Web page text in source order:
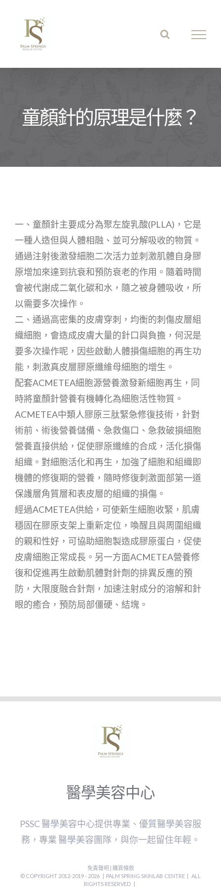
content
童顏針的原理是什麼？
一、童顏針主要成分為聚左旋乳酸(PLLA)，它是
一種人造但與人體相融、並可分解吸收的物質。
通過注射後激發細胞二次活力並刺激肌體自身膠
原增加來達到抗衰和預防衰老的作用。隨着時間
會被代謝成二氧化碳和水，隨之被身體吸收，所
以需要多次操作。
二、通過高密集的皮膚穿刺，均衡的刺傷皮層組
織細胞，會造成皮膚大量的針口與負擔，何況是
要多次操作呢，因些啟動人體損傷細胞的再生功
能，刺激真皮層膠原纖維母細胞的增生。
配套ACMETEA細胞源營養激發新細胞再生，同
時將童顏針營養有機轉化為細胞活性物質。
ACMETEA中類人膠原三肽緊急修復技術，針對
術前、術後營養儲備、急救傷口、急救破損細胞
營養直接供給，促使膠原纖維的合成，活化損傷
組織。對細胞活化和再生，加強了細胞和組織即
機體的修復期的營養，隨時修復刺激面部第一道
保護層角質層和表皮層的組織的損傷。
經過ACMETEA供給，可使新生細胞收緊，肌膚
穩固在膠原支架上重新定位，喚醒且與周圍組織
的親和性好，可協助細胞製造成膠原蛋白，促使
皮膚細胞正常成長。另一方面ACMETEA營養修
復和促進再生啟動肌體對針劑的排異反應的預
防，大限度融合針劑，加速注射成分的溶解和針
眼的癒合，預防局部僵硬、結塊。
醫學美容中心
PSSC 醫學美容中心提供專業、優質醫學美容服
務，專業 醫學美容團隊，與你一起留住年輕。
免責聲明 | 購買條款
© COPYRIGHT 2012-2019 - 2026 | PALM SPRING SKINLAB CENTRE | ALL
RIGHTS RESERVED |